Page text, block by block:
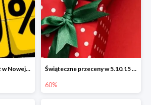
Świąteczna wyprzedaż w Nowej Erze - National Geographic Learning -70% Świąteczne przeceny w 5.10.15 - wszystkie ubrania -60%
60%